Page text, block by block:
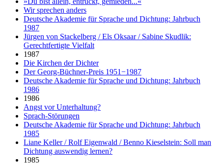
Wir sprechen anders
Deutsche Akademie für Sprache und Dichtung: Jahrbuch
1987
Jürgen von Stackelberg / Els Oksaar / Sabine Skudlik:
Gerechtfertigte Vielfalt
1987
Die Kirchen der Dichter
Der Georg-Büchner-Preis 1951−1987
Deutsche Akademie für Sprache und Dichtung: Jahrbuch
1986
1986
Angst vor Unterhaltung?
Sprach-Störungen
Deutsche Akademie für Sprache und Dichtung: Jahrbuch
1985
Liane Keller / Rolf Eigenwald / Benno Kieselstein: Soll man
Dichtung auswendig lernen?
1985